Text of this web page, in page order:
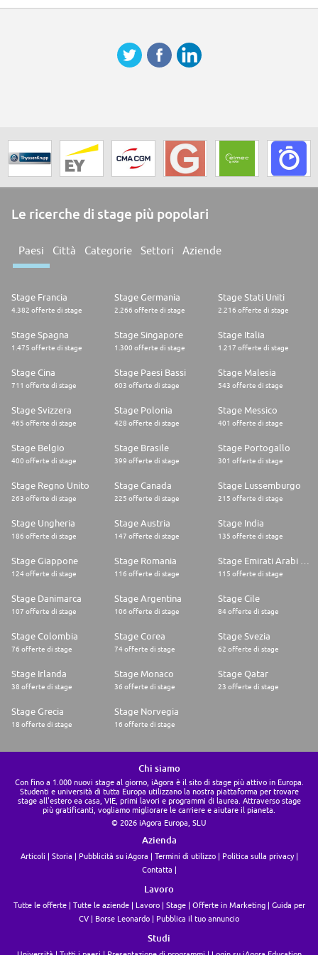
Le ricerche di stage più popolari
Paesi Città Categorie Settori Aziende
Stage Francia
4.382 offerte di stage
Stage Germania
2.266 offerte di stage
Stage Stati Uniti
2.216 offerte di stage
Stage Spagna
1.475 offerte di stage
Stage Singapore
1.300 offerte di stage
Stage Italia
1.217 offerte di stage
Stage Cina
711 offerte di stage
Stage Paesi Bassi
603 offerte di stage
Stage Malesia
543 offerte di stage
Stage Svizzera
465 offerte di stage
Stage Polonia
428 offerte di stage
Stage Messico
401 offerte di stage
Stage Belgio
400 offerte di stage
Stage Brasile
399 offerte di stage
Stage Portogallo
301 offerte di stage
Stage Regno Unito
263 offerte di stage
Stage Canada
225 offerte di stage
Stage Lussemburgo
215 offerte di stage
Stage Ungheria
186 offerte di stage
Stage Austria
147 offerte di stage
Stage India
135 offerte di stage
Stage Giappone
124 offerte di stage
Stage Romania
116 offerte di stage 115 offerte di stage
Stage Danimarca
107 offerte di stage
Stage Argentina
106 offerte di stage
Stage Cile
84 offerte di stage
Stage Colombia
76 offerte di stage
Stage Corea
74 offerte di stage
Stage Svezia
62 offerte di stage
Stage Irlanda
38 offerte di stage
Stage Monaco
36 offerte di stage
Stage Qatar
23 offerte di stage
Stage Grecia
18 offerte di stage
Stage Norvegia
16 offerte di stage
Chi siamo
Con fino a 1.000 nuovi stage al giorno, iAgora è il sito di stage più attivo in Europa.
Studenti e università di tutta Europa utilizzano la nostra piattaforma per trovare
stage all'estero ea casa, VIE, primi lavori e programmi di laurea. Attraverso stage
più gratificanti, vogliamo migliorare le carriere e aiutare il pianeta.
© 2026 iAgora Europa, SLU
Azienda
Articoli Storia Pubblicità su iAgora Termini di utilizzo
Politica sulla privacy
Contatta
Lavoro
Tutte le offerte Tutte le aziende Lavoro Stage Offerte in Marketing
Guida per
CV
Borse Leonardo Pubblica il tuo annuncio
Studi